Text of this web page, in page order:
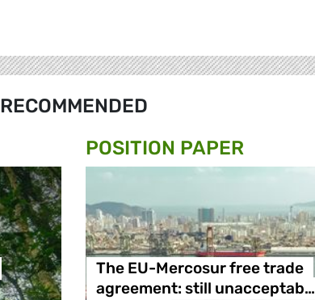
RECOMMENDED
POSITION PAPER
The EU-Mercosur free trade
agreement: still unacceptab…